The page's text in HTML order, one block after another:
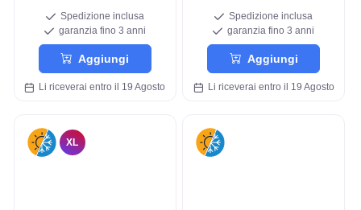
Spedizione inclusa
garanzia fino 3 anni
Aggiungi
Li riceverai entro il 19 Agosto
Spedizione inclusa
garanzia fino 3 anni
Aggiungi
Li riceverai entro il 19 Agosto
XL